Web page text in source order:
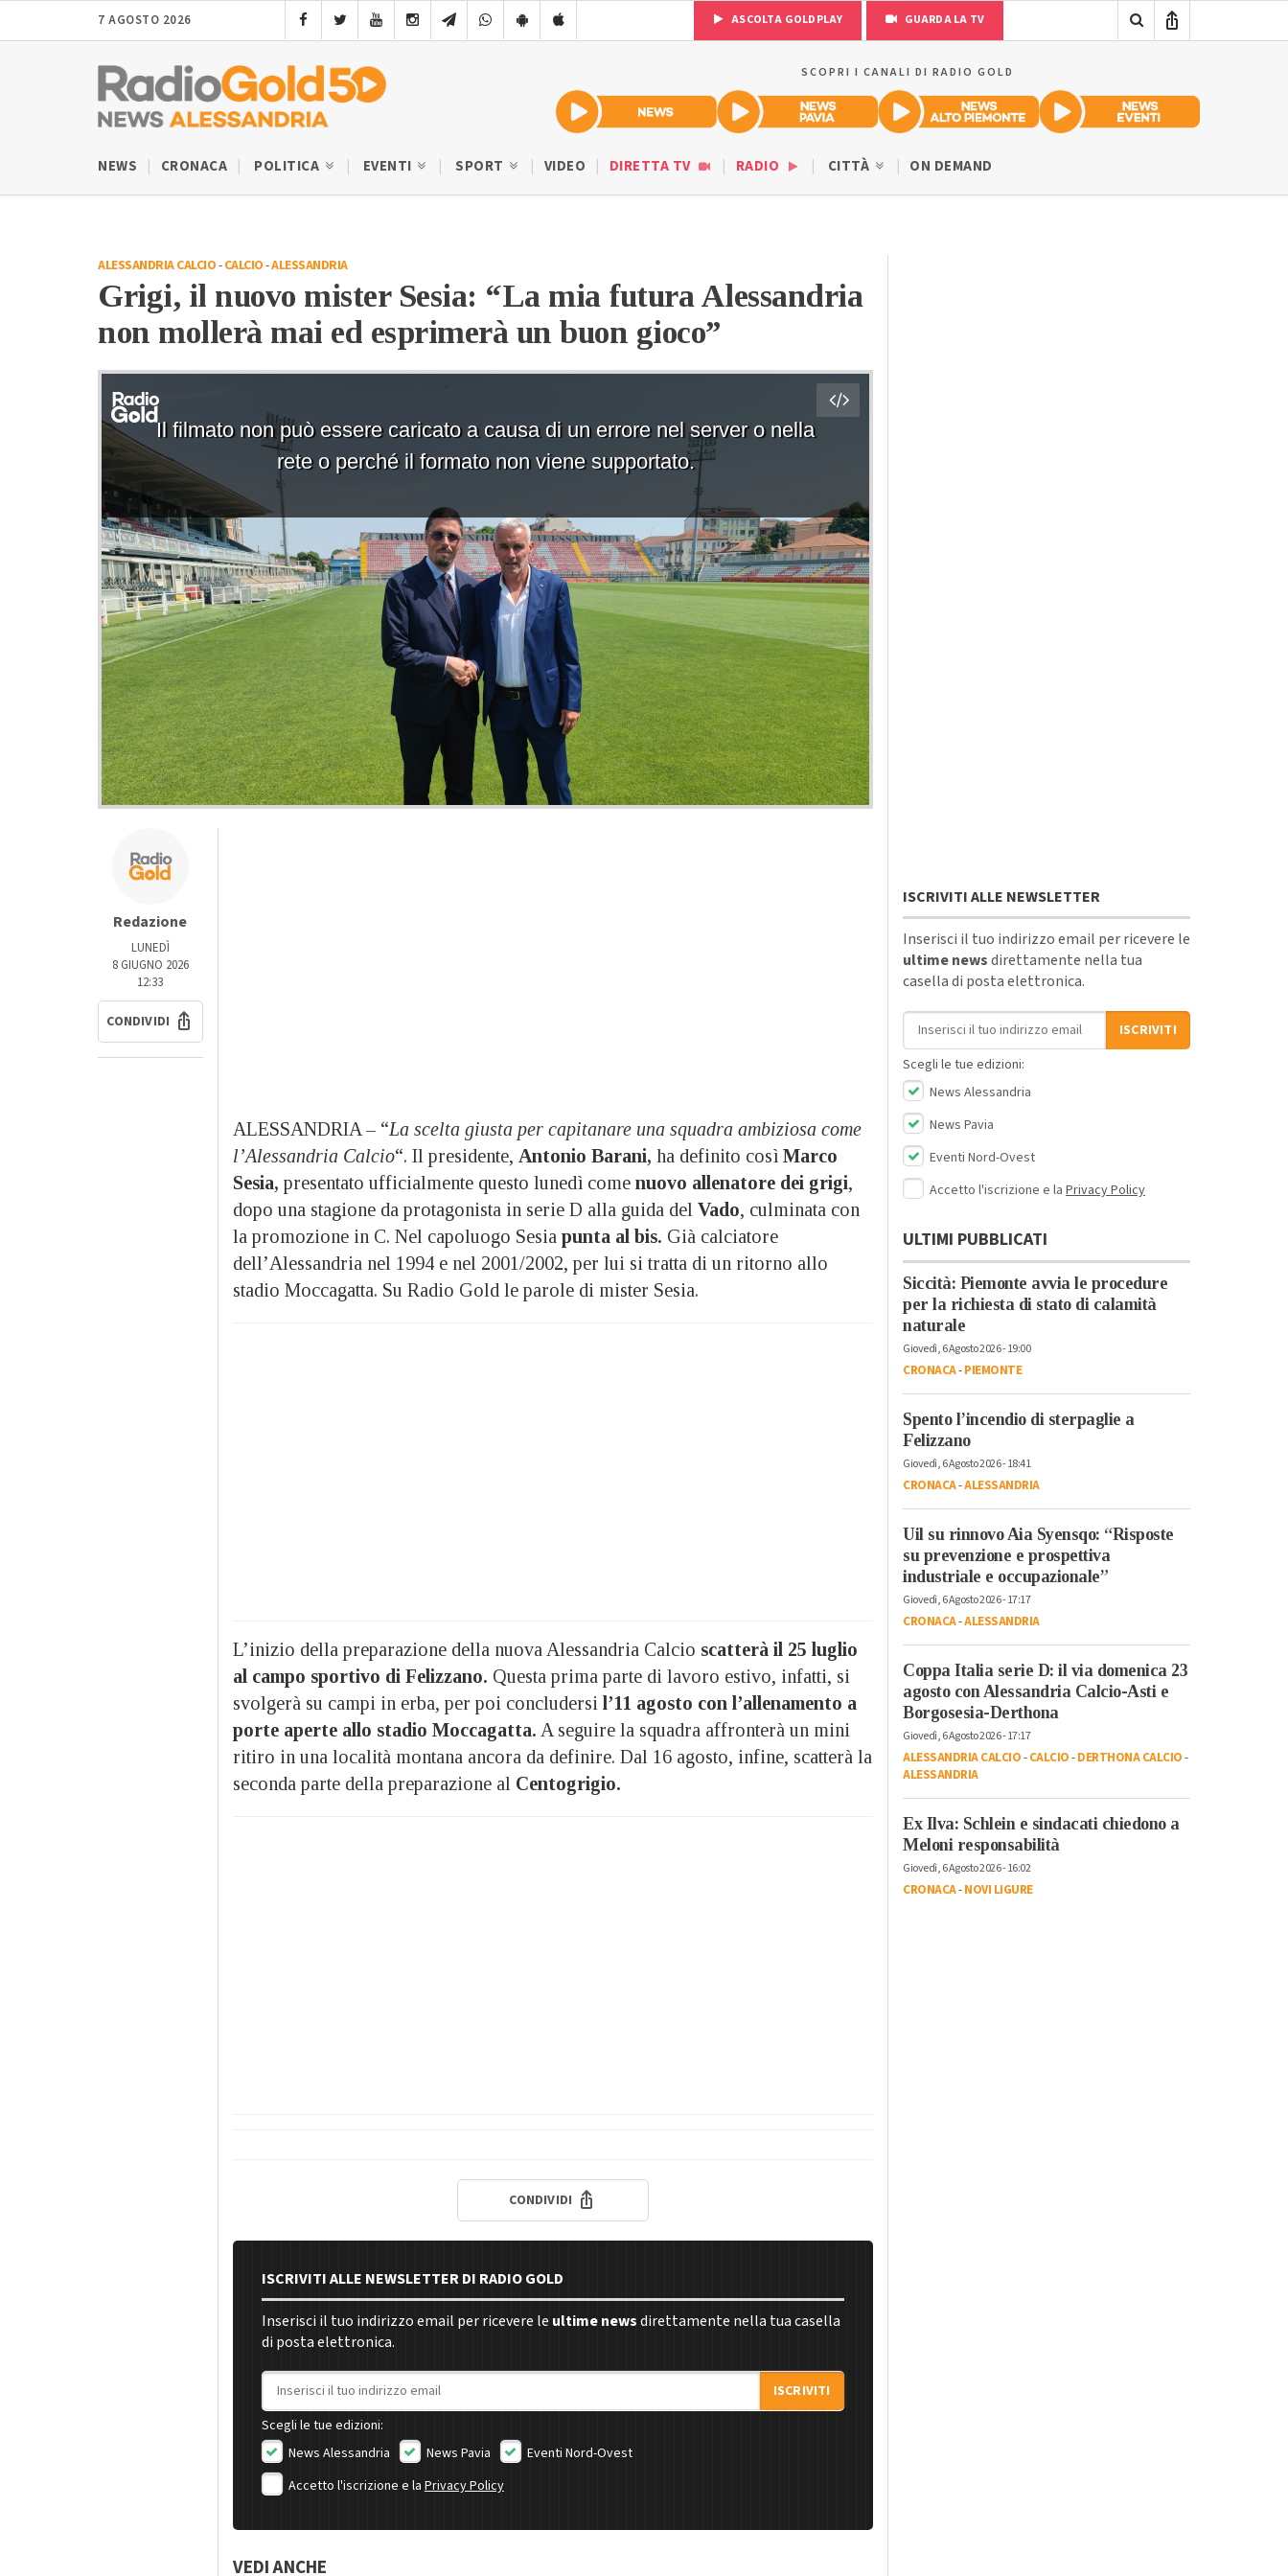
7 AGOSTO 2026 ASCOLTA GOLDPLAY GUARDA LA TV
SCOPRI I CANALI DI RADIO GOLD
NEWS CRONACA POLITICA EVENTI SPORT VIDEO DIRETTA TV RADIO CITTÀ ON DEMAND
ALESSANDRIA CALCIO-CALCIO-ALESSANDRIA
Grigi, il nuovo mister Sesia: “La mia futura Alessandria
non mollerà mai ed esprimerà un buon gioco”
Redazione
LUNEDÌ
8 GIUGNO 2026
12:33
CONDIVIDI
ALESSANDRIA – “La scelta giusta per capitanare una squadra ambiziosa come
l’Alessandria Calcio“. Il presidente, Antonio Barani, ha definito così Marco
Sesia, presentato ufficialmente questo lunedì come nuovo allenatore dei grigi,
dopo una stagione da protagonista in serie D alla guida del Vado, culminata con
la promozione in C. Nel capoluogo Sesia punta al bis. Già calciatore
dell’Alessandria nel 1994 e nel 2001/2002, per lui si tratta di un ritorno allo
stadio Moccagatta. Su Radio Gold le parole di mister Sesia.
L’inizio della preparazione della nuova Alessandria Calcio scatterà il 25 luglio
al campo sportivo di Felizzano. Questa prima parte di lavoro estivo, infatti, si
svolgerà su campi in erba, per poi concludersi l’11 agosto con l’allenamento a
porte aperte allo stadio Moccagatta. A seguire la squadra affronterà un mini
ritiro in una località montana ancora da definire. Dal 16 agosto, infine, scatterà la
seconda parte della preparazione al Centogrigio.
CONDIVIDI
ISCRIVITI ALLE NEWSLETTER DI RADIO GOLD
Inserisci il tuo indirizzo email per ricevere le ultime newsdirettamente nella tua casella
di posta elettronica.
Indirizzo email
ISCRIVITI
Scegli le tue edizioni:
News Alessandria
News Pavia
Eventi Nord-Ovest
Accetto l'iscrizione e laPrivacy Policy
VEDI ANCHE
ISCRIVITI ALLE NEWSLETTER
Inserisci il tuo indirizzo email per ricevere le
ultime newsdirettamente nella tua
casella di posta elettronica.
Indirizzo email
ISCRIVITI
Scegli le tue edizioni:
News Alessandria
News Pavia
Eventi Nord-Ovest
Accetto l'iscrizione e la Privacy Policy
ULTIMI PUBBLICATI
Siccità: Piemonte avvia le procedure
per la richiesta di stato di calamità
naturale
Giovedì, 6 Agosto 2026 - 19:00
CRONACA-PIEMONTE
Spento l’incendio di sterpaglie a
Felizzano
Giovedì, 6 Agosto 2026 - 18:41
CRONACA-ALESSANDRIA
Uil su rinnovo Aia Syensqo: “Risposte
su prevenzione e prospettiva
industriale e occupazionale”
Giovedì, 6 Agosto 2026 - 17:17
CRONACA-ALESSANDRIA
Coppa Italia serie D: il via domenica 23
agosto con Alessandria Calcio-Asti e
Borgosesia-Derthona
Giovedì, 6 Agosto 2026 - 17:17
ALESSANDRIA CALCIO-CALCIO-DERTHONA CALCIO-
ALESSANDRIA
Ex Ilva: Schlein e sindacati chiedono a
Meloni responsabilità
Giovedì, 6 Agosto 2026 - 16:02
CRONACA-NOVI LIGURE